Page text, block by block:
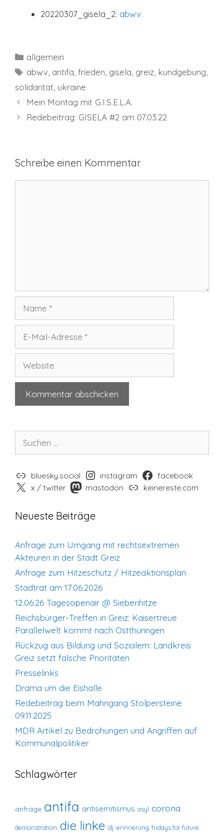
20220307_gisela_2: abwv
Kategorien
allgemein
Schlagwörter
abwv antifa ,frieden gisela greiz kundgebung
solidarität ukraine
Mein Montag mit G.I.S.E.L.A.
Redebeitrag: GISELA #2 am 07.03.22
Schreibe einen Kommentar
Mail-
Adresse
nach:
bluesky.social instagram
facebook
x / twitter
mastodon keinereste.com
Neueste Beiträge
Anfrage zum Umgang mit rechtsextremen
Akteuren in der Stadt Greiz
Anfrage zum Hitzeschutz / Hitzeaktionsplan
Stadtrat am 17.06.2026
12.06.26 Tagesopenair @ Siebenhitze
Reichsbürger-Treffen in Greiz: Kaisertreue
Parallelwelt kommt nach Ostthüringen
Rückzug aus Bildung und Sozialem: Landkreis
Greiz setzt falsche Prioritäten
Presselinks
Drama um die Eishalle
Redebeitrag beim Mahngang Stolpersteine
09.11.2025
MDR Artikel zu Bedrohungen und Angriffen auf
Kommunalpolitiker
Schlagwörter
anfrage antifa antisemitismus asyl corona
demonstration die linke dj erinnerung fridays for future